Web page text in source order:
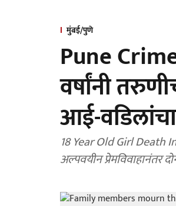
मुंबई/पुणे
Pune
वर्षांनी
आई-
18 Year Old Girl Death
अल्पवयीन प्रेमविवाहानंतर